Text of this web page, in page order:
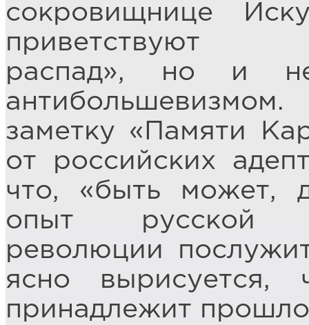
сокровищнице
приветствуют
распад», но и не
заметку «Памяти
от российских
что, «быть может,
опыт русской
революции
ясно
принадлежит